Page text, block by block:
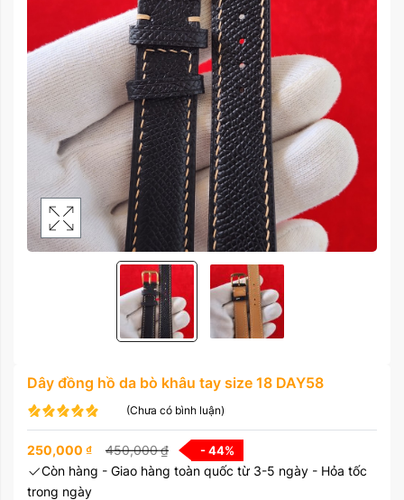
Dây đồng hồ da bò khâu tay size 18 DAY58
(Chưa có bình luận)
250,000 ₫ 450,000₫ - 44%
Còn hàng - Giao hàng toàn quốc từ 3-5 ngày - Hỏa tốc
trong ngày